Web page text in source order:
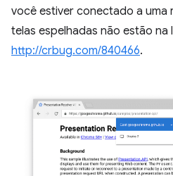
você estiver conectado a uma
telas espelhadas não estão na
http://crbug.com/840466.